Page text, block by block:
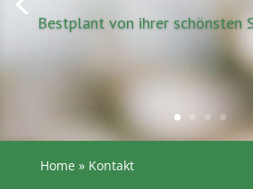
Bestplant von ihrer schönsten
Home » Kontakt